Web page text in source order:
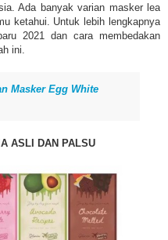
Ada banyak varian masker lea
ketahui. Untuk lebih lengkapnya
2021 dan cara membedakan
ini.
Masker Egg White
ASLI DAN PALSU